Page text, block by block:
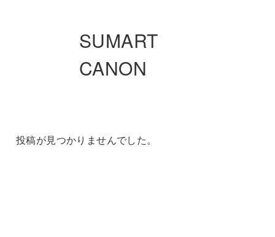
SUMART
CANON
投稿が見つかりませんでした。